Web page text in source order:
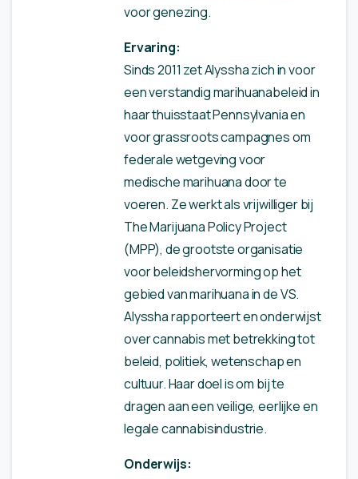
voor genezing.
Ervaring:
Sinds 2011 zet Alyssha zich in voor
een verstandig marihuanabeleid in
haar thuisstaat Pennsylvania en
voor grassroots campagnes om
federale wetgeving voor
medische marihuana door te
voeren. Ze werkt als vrijwilliger bij
The Marijuana Policy Project
(MPP), de grootste organisatie
voor beleidshervorming op het
gebied van marihuana in de VS.
Alyssha rapporteert en onderwijst
over cannabis met betrekking tot
beleid, politiek, wetenschap en
cultuur. Haar doel is om bij te
dragen aan een veilige, eerlijke en
legale cannabisindustrie.
Onderwijs: